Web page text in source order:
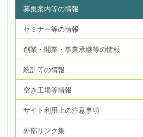
募集案内等の情報
セミナー等の情報
創業・開業・事業承継等の情報
統計等の情報
空き工場等情報
サイト利用上の注意事項
外部リンク集